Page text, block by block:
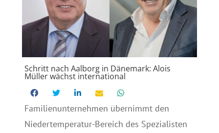
Schritt nach Aalborg in Dänemark: Alois
Müller wächst international
Familienunternehmen übernimmt den
Niedertemperatur-Bereich des Spezialisten